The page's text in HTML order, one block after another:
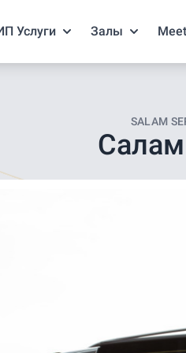
Услуги Залы
SALAM